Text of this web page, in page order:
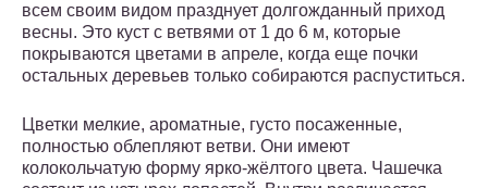
всем своим видом празднует долгожданный приход
весны. Это куст с ветвями от 1 до 6 м, которые
покрываются цветами в апреле, когда еще почки
остальных деревьев только собираются распуститься.
Цветки мелкие, ароматные, густо посаженные,
полностью облепляют ветви. Они имеют
колокольчатую форму ярко-жёлтого цвета. Чашечка